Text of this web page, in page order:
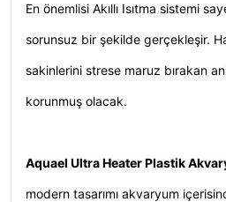
En önemlisi Akıllı Isıtma sistemi
sorunsuz bir şekilde gerçekleşir.
sakinlerini strese maruz bırakan
korunmuş olacak.
Aquael Ultra Heater Plastik
modern tasarımı akvaryum